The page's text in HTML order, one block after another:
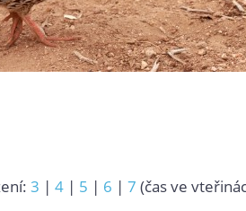
3 | 4 | 5 | 6 | 7 (čas ve